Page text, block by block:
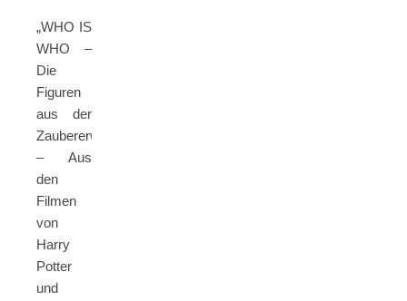
„WHO IS
WHO –
Die
Figuren
aus der
Zaubererwelt
– Aus
den
Filmen
von
Harry
Potter
und